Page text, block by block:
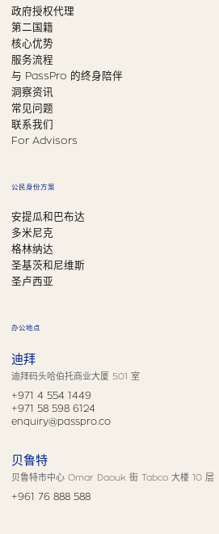
政府授权代理
第二国籍
核心优势
服务流程
与 PassPro 的终身陪伴
洞察资讯
常见问题
联系我们
For Advisors
公民身份方案
安提瓜和巴布达
多米尼克
格林纳达
圣基茨和尼维斯
圣卢西亚
办公地点
迪拜
迪拜码头哈伯托商业大厦 501 室
+971 4 554 1449
+971 58 598 6124
enquiry@passpro.co
贝鲁特
贝鲁特市中心 Omar Daouk 街 Tabco 大楼 10 层
+961 76 888 588